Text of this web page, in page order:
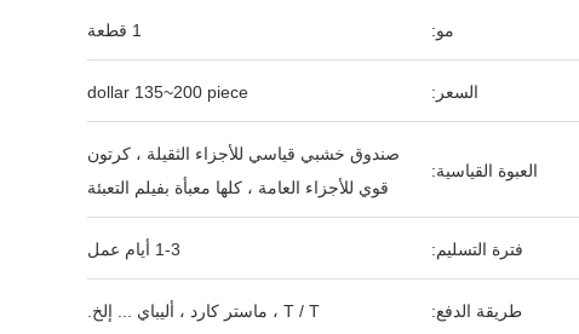
مو: 1 قطعة
السعر: dollar 135~200 piece
العبوة القياسية:
صندوق خشبي قياسي للأجزاء الثقيلة ، كرتون
قوي للأجزاء العامة ، كلها معبأة بفيلم التعبئة
فترة التسليم: 1-3 أيام عمل
طريقة الدفع: T / T ، ماستر كارد ، أليباي ... إلخ.